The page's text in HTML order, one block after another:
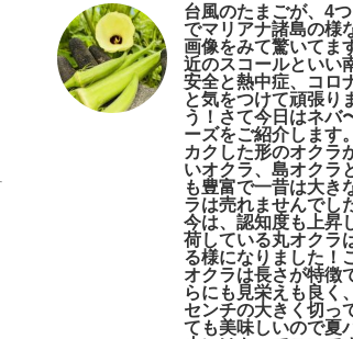
台風のたまごが、4
でマリアナ諸島の様
画像をみて驚いてま
近のスコールといい
安全と熱中症、コロ
と気をつけて頑張り
う！さて今日はネバ
ーズをご紹介します
カクした形のオクラ
いオクラ、島オクラ
も豊富で一昔は大き
ラは売れませんでし
今は、認知度も上昇
荷している丸オクラ
る様になりました！
オクラは長さが特徴
らにも見栄えも良く
センチの大きく切っ
ても美味しいので夏